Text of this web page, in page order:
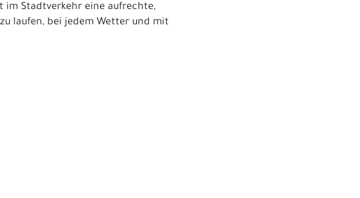
im Stadtverkehr eine aufrechte,
laufen, bei jedem Wetter und mit